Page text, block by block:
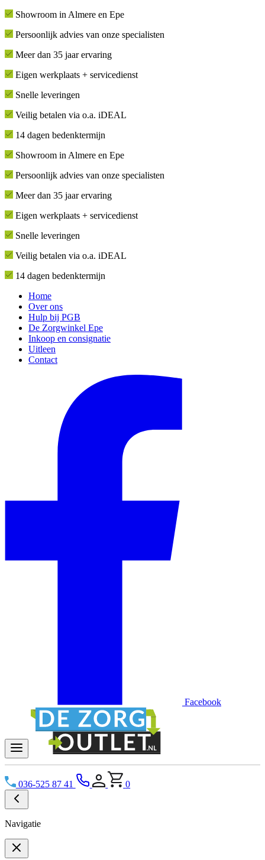
Showroom in Almere en Epe
Persoonlijk advies van onze specialisten
Meer dan 35 jaar ervaring
Eigen werkplaats + servicedienst
Snelle leveringen
Veilig betalen via o.a. iDEAL
14 dagen bedenktermijn
Showroom in Almere en Epe
Persoonlijk advies van onze specialisten
Meer dan 35 jaar ervaring
Eigen werkplaats + servicedienst
Snelle leveringen
Veilig betalen via o.a. iDEAL
14 dagen bedenktermijn
Home
Over ons
Hulp bij PGB
De Zorgwinkel Epe
Inkoop en consignatie
Uitleen
Contact
Facebook
036-525 87 41 0
Navigatie